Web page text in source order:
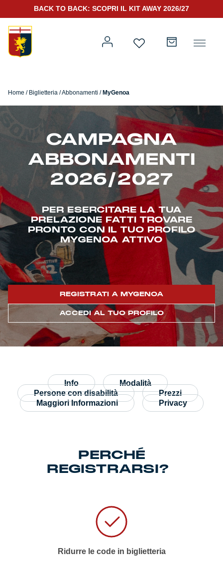
Prima squadra
Prima squadra
Genoa for Special
Genoa Academy
Kit Gara 2026/27
Training
Rappresentanza
Kit Gara 25/26
Tacchettee Collection
Urban Collection
Throwback Duemila
Sebago x Genoa
Robe di Kappa x Genoa
Red&Blue Voices
Kids
BACK TO BACK: SCOPRI IL KIT AWAY 2026/27
Home / Biglietteria /Abbonamenti / MyGenoa
CAMPAGNA
ABBONAMENTI
2026/2027
PER ESERCITARE LA TUA
PRELAZIONE FATTI TROVARE
PRONTO CON IL TUO PROFILO
MYGENOA ATTIVO
REGISTRATI A MYGENOA
ACCEDI AL TUO PROFILO
Info
Modalità
Persone con disabilità
Prezzi
Maggiori Informazioni
Privacy
PERCHÉ
REGISTRARSI?
Ridurre le code in biglietteria